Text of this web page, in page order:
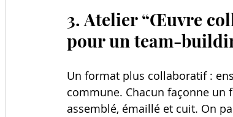
3. Atelier “Œuvre
pour un team-
Un format plus collaboratif :
commune. Chacun façonne un
assemblé, émaillé et cuit. On